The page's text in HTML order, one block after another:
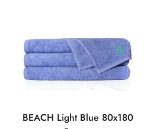
BEACH Light Blue 80x180